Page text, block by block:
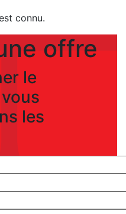
connu.
offre
le
les